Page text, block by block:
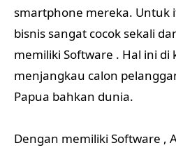
smartphone mereka. Untuk
bisnis sangat cocok sekali
memiliki Software . Hal ini
menjangkau calon
Papua bahkan dunia.
Dengan memiliki Software ,